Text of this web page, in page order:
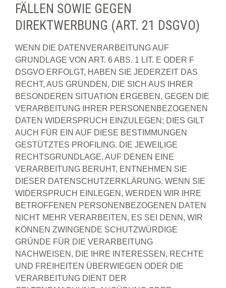
FÄLLEN SOWIE GEGEN
DIREKTWERBUNG (ART. 21 DSGVO)
WENN DIE DATENVERARBEITUNG AUF
GRUNDLAGE VON ART. 6 ABS. 1 LIT. E ODER F
DSGVO ERFOLGT, HABEN SIE JEDERZEIT DAS
RECHT, AUS GRÜNDEN, DIE SICH AUS IHRER
BESONDEREN SITUATION ERGEBEN, GEGEN DIE
VERARBEITUNG IHRER PERSONENBEZOGENEN
DATEN WIDERSPRUCH EINZULEGEN; DIES GILT
AUCH FÜR EIN AUF DIESE BESTIMMUNGEN
GESTÜTZTES PROFILING. DIE JEWEILIGE
RECHTSGRUNDLAGE, AUF DENEN EINE
VERARBEITUNG BERUHT, ENTNEHMEN SIE
DIESER DATENSCHUTZERKLÄRUNG. WENN SIE
WIDERSPRUCH EINLEGEN, WERDEN WIR IHRE
BETROFFENEN PERSONENBEZOGENEN DATEN
NICHT MEHR VERARBEITEN, ES SEI DENN, WIR
KÖNNEN ZWINGENDE SCHUTZWÜRDIGE
GRÜNDE FÜR DIE VERARBEITUNG
NACHWEISEN, DIE IHRE INTERESSEN, RECHTE
UND FREIHEITEN ÜBERWIEGEN ODER DIE
VERARBEITUNG DIENT DER